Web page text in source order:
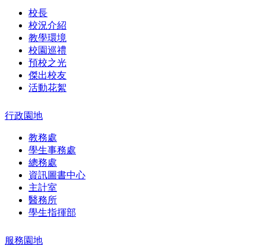
校長
校況介紹
教學環境
校園巡禮
預校之光
傑出校友
活動花絮
行政園地
教務處
學生事務處
總務處
資訊圖書中心
主計室
醫務所
學生指揮部
服務園地